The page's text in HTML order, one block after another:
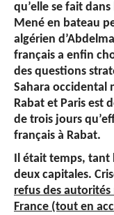
qu’elle se fait
Mené en bateau
algérien
français a enfin
des questions
Sahara occidental
Rabat et Paris est
de trois jours
français à Rabat.
Il était temps, tant
deux capitales.
refus des autorités
France (tout en